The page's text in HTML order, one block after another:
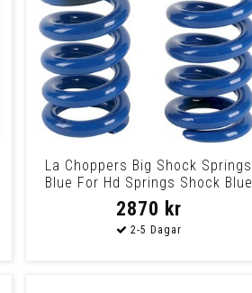
La Choppers Big Shock Springs
Blue For Hd Springs Shock Blue
89-07
2870 kr